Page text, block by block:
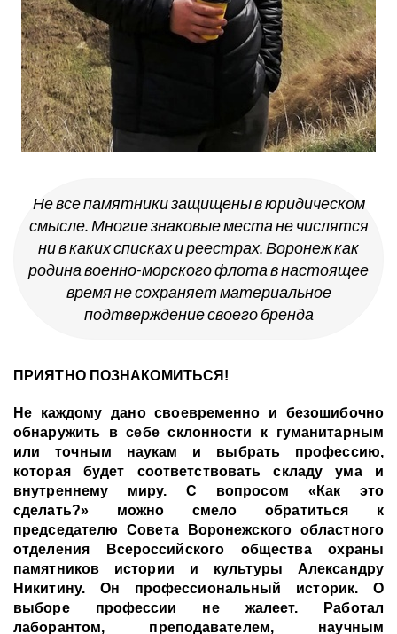
Не все памятники защищены в юридическом
смысле. Многие знаковые места не числятся
ни в каких списках и реестрах. Воронеж как
родина военно-морского флота в настоящее
время не сохраняет материальное
подтверждение своего бренда
ПРИЯТНО ПОЗНАКОМИТЬСЯ!
Не каждому дано своевременно и безошибочно
обнаружить в себе склонности к гуманитарным
или точным наукам и выбрать профессию,
которая будет соответствовать складу ума и
внутреннему миру. С вопросом «Как это
сделать?» можно смело обратиться к
председателю Совета Воронежского областного
отделения Всероссийского общества охраны
памятников истории и культуры Александру
Никитину. Он профессиональный историк. О
выборе профессии не жалеет. Работал
лаборантом, преподавателем, научным